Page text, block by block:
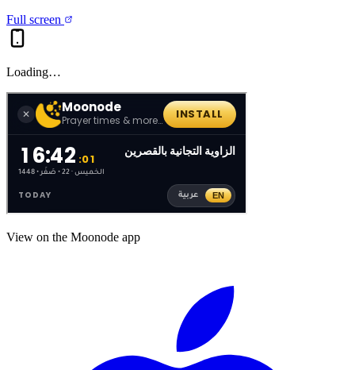
Full screen
Loading…
View on the Moonode app